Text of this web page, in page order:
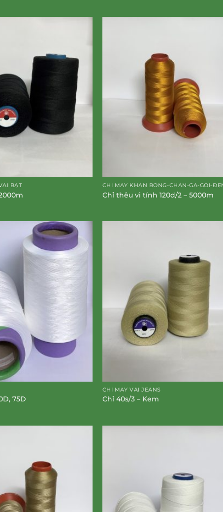
BẠT CHỈ MAY KHĂN BÔNG-CHĂN-GA-GỐI-
Chỉ thêu vi tính 120d/2 – 5000m
75D
CHỈ MAY VẢI JEANS
Chỉ 40s/3 – Kem